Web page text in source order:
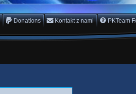
Donations Kontakt z nami PKTeam